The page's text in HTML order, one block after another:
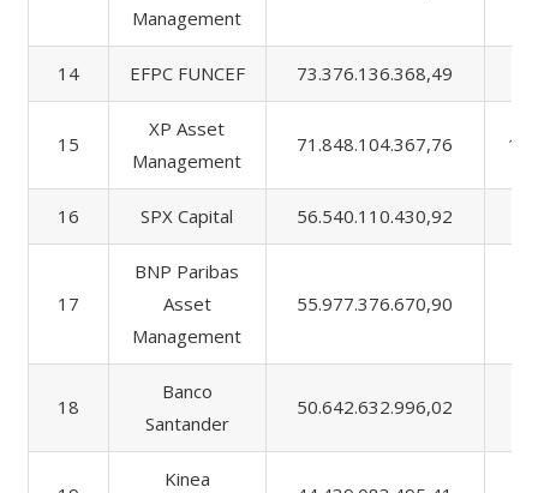
Management
14 EFPC FUNCEF 73.376.136.368,49
15
XP Asset
Management
71.848.104.367,76
16 SPX Capital 56.540.110.430,92
17
BNP Paribas
Asset
Management
55.977.376.670,90
18
Banco
Santander
50.642.632.996,02
Kinea